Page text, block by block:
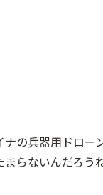
ナの兵器用ドロー
らないんだろうね